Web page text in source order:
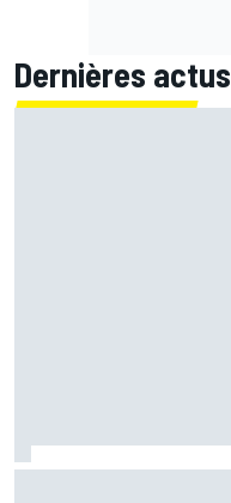
Dernières actus